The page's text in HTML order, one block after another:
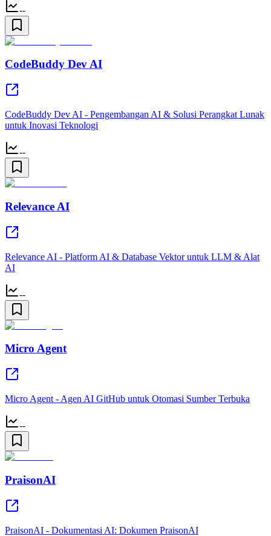
--
CodeBuddy Dev AI
CodeBuddy Dev AI - Pengembangan AI & Solusi Perangkat Lunak
untuk Inovasi Teknologi
--
Relevance AI
Relevance AI - Platform AI & Database Vektor untuk LLM & Alat
AI
--
Micro Agent
Micro Agent - Agen AI GitHub untuk Otomasi Sumber Terbuka
--
PraisonAI
PraisonAI - Dokumentasi AI: Dokumen PraisonAI